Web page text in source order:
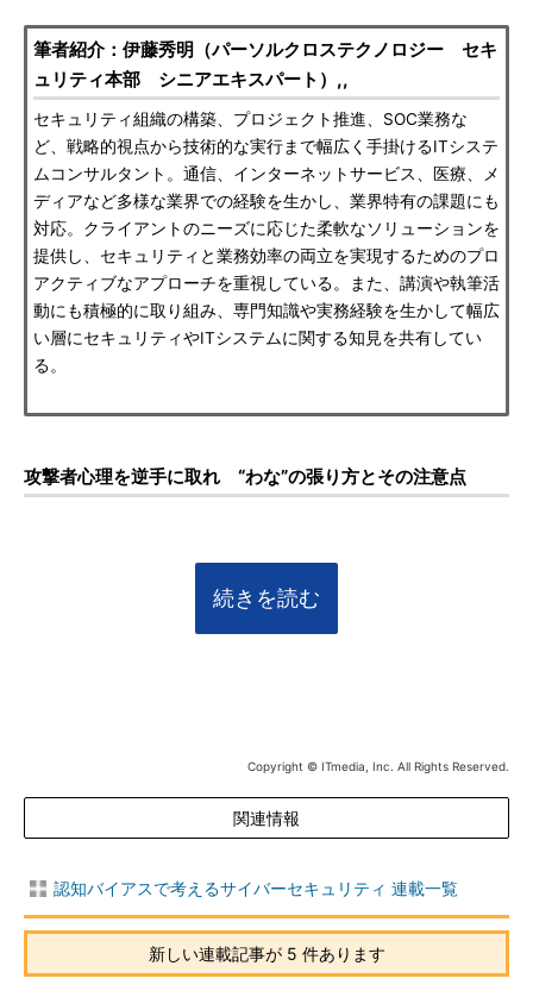
筆者紹介：伊藤秀明（パーソルクロステクノロジー セキ
ュリティ本部 シニアエキスパート）,,
セキュリティ組織の構築、プロジェクト推進、SOC業務な
ど、戦略的視点から技術的な実行まで幅広く手掛けるITシステ
ムコンサルタント。通信、インターネットサービス、医療、メ
ディアなど多様な業界での経験を生かし、業界特有の課題にも
対応。クライアントのニーズに応じた柔軟なソリューションを
提供し、セキュリティと業務効率の両立を実現するためのプロ
アクティブなアプローチを重視している。また、講演や執筆活
動にも積極的に取り組み、専門知識や実務経験を生かして幅広
い層にセキュリティやITシステムに関する知見を共有してい
る。
攻撃者心理を逆手に取れ “わな”の張り方とその注意点
続きを読む
Copyright © ITmedia, Inc. All Rights Reserved.
関連情報
認知バイアスで考えるサイバーセキュリティ 連載一覧
新しい連載記事が 5 件あります